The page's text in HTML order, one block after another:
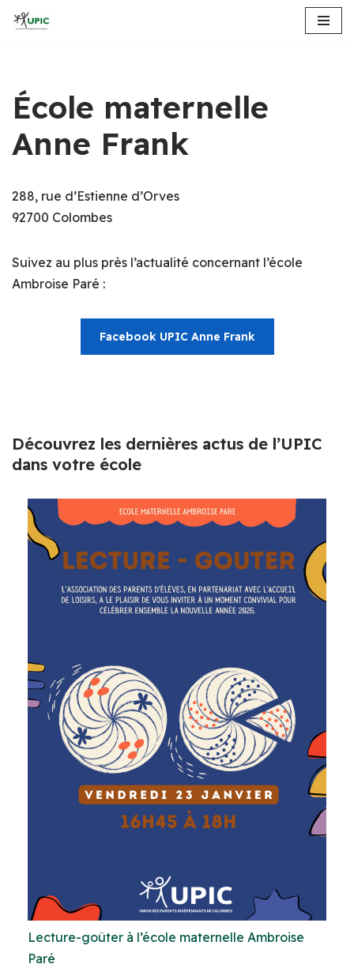
contenu
École maternelle
Anne Frank
288, rue d’Estienne d’Orves
92700 Colombes
Suivez au plus près l’actualité concernant l’école
Ambroise Paré :
Facebook UPIC Anne Frank
Découvrez les dernières actus de l’UPIC
dans votre école
Lecture-goûter à l’école maternelle Ambroise
Paré